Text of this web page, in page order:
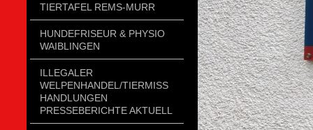
TIERTAFEL REMS-MURR
HUNDEFRISEUR & PHYSIO
WAIBLINGEN
ILLEGALER
WELPENHANDEL/TIERMISSH
ANDLUNGEN P
RESSEBERICHTE AKTUELL